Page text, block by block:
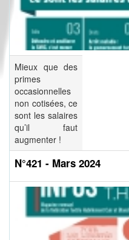
Mieux que des
primes
occasionnelles
non cotisées, ce
sont les salaires
qu’il faut
augmenter !
N°421 - Mars 2024